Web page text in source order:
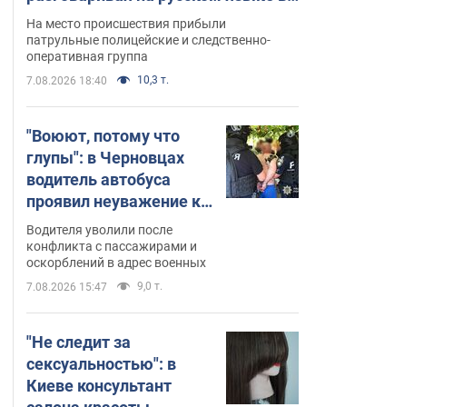
маршрутке: полиция составила
административный протокол.
Видео
На место происшествия прибыли
патрульные полицейские и следственно-
оперативная группа
7.08.2026 18:40 10,3 т.
"Воюют, потому что
глупы": в Черновцах
водитель автобуса
проявил неуважение к
украинским военным и
поплатился за это.
Видео
Водителя уволили после
конфликта с пассажирами и
оскорблений в адрес военных
7.08.2026 15:47 9,0 т.
"Не следит за
сексуальностью": в
Киеве консультант